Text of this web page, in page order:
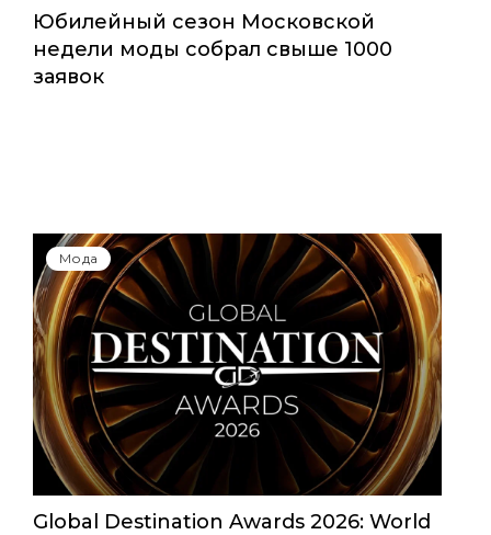
Юбилейный сезон Московской
недели моды собрал свыше 1000
заявок
Мода
Global Destination Awards 2026: World